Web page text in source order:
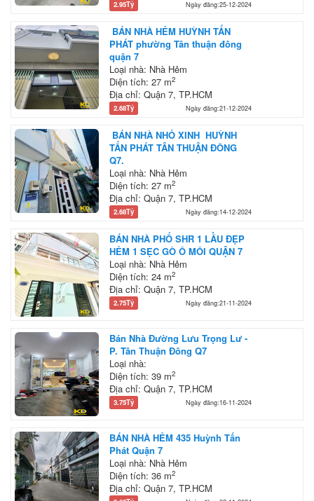
2.95Tỷ Ngày đăng:25-12-2024
BÁN NHÀ HẺM HUỲNH TẤN
PHÁT phường Tân thuận đông
quận 7
Loại nhà: Nhà Hẻm
Diện tích: 27 m2
Địa chỉ: Quận 7, TP.HCM
2.68Tỷ Ngày đăng:21-12-2024
BÁN NHÀ NHỎ XINH HUỲNH
TẤN PHÁT TÂN THUẬN ĐÔNG
Q7.
Loại nhà: Nhà Hẻm
Diện tích: 27 m2
Địa chỉ: Quận 7, TP.HCM
2.68Tỷ Ngày đăng:14-12-2024
BÁN NHÀ PHỐ SHR 1 LẦU ĐẸP
HẺM 1 SẸC GÒ Ô MÔI QUẬN 7
Loại nhà: Nhà Hẻm
Diện tích: 24 m2
Địa chỉ: Quận 7, TP.HCM
2.75Tỷ Ngày đăng:21-11-2024
Bán Nhà Đường Lưu Trọng Lư -
P. Tân Thuận Đông Q7
Loại nhà:
Diện tích: 39 m2
Địa chỉ: Quận 7, TP.HCM
3.75Tỷ Ngày đăng:16-11-2024
BÁN NHÀ HẺM 435 Huỳnh Tấn
Phát Quận 7
Loại nhà: Nhà Hẻm
Diện tích: 36 m2
Địa chỉ: Quận 7, TP.HCM